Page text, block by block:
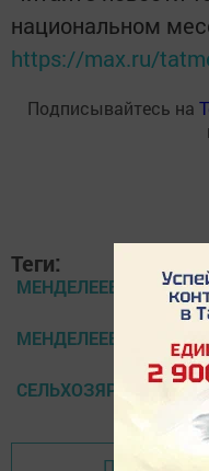
национальном
https://max.ru/
Подписывайтесь на
Теги:
МЕНДЕЛЕЕВСК
МЕНДЕЛЕЕВВСКИЕ
СЕЛЬХОЗЯРМАРКИ
Перейти на